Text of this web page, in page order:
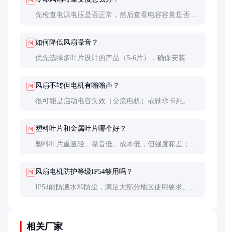
先检查电源电压是否正常，然后查看电容容量是否衰
问 如何降低风扇噪音？
优先选择多叶片设计的产品（5-6片），确保安装牢
问 风扇不转但电机有嗡嗡声？
很可能是启动电容失效（交流电机）或轴承卡死。断
问 塑料叶片和金属叶片哪个好？
塑料叶片重量轻、噪音低、成本低，但强度稍差；金
问 风扇电机防护等级IP54够用吗？
IP54能防溅水和防尘，满足大部分地区使用要求。沿
相关厂家